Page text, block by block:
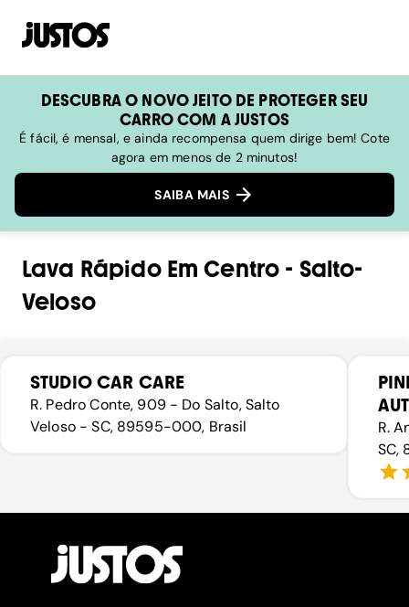
DESCUBRA O NOVO JEITO DE PROTEGER SEU
CARRO COM A JUSTOS
É fácil, é mensal, e ainda recompensa quem dirige bem! Cote
agora em menos de 2 minutos!
SAIBA MAIS
Lava RápidoEmCentro - Salto-
Veloso
STUDIO CAR CARE
R. Pedro Conte, 909 - Do Salto, Salto
Veloso - SC, 89595-000, Brasil
R.
SC,